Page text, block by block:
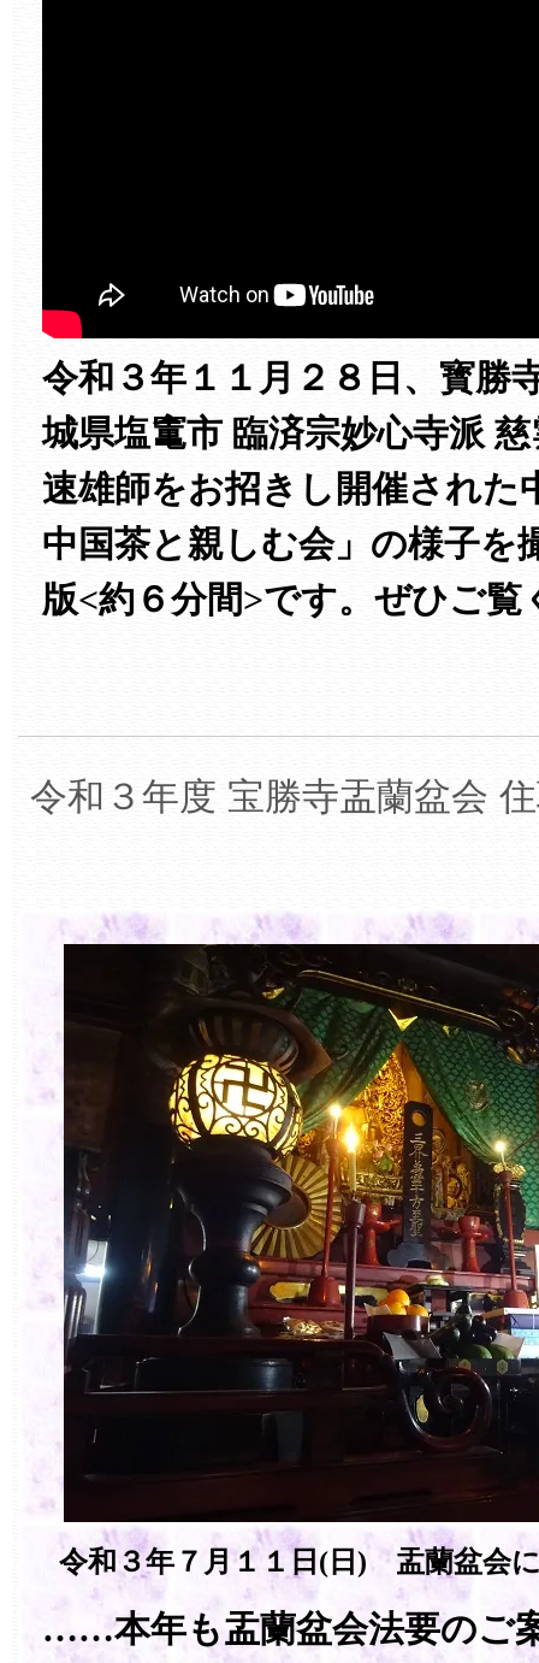
令和３年１１月２８日、寳
城県塩竃市 臨済宗妙心寺派
速雄師をお招きし開催された
中国茶と親しむ会」の様子を
版<約６分間>です。ぜひご覧
令和３年度 宝勝寺盂蘭盆会
令和３年７月１１日(日) 盂蘭盆
……本年も盂蘭盆会法要のご